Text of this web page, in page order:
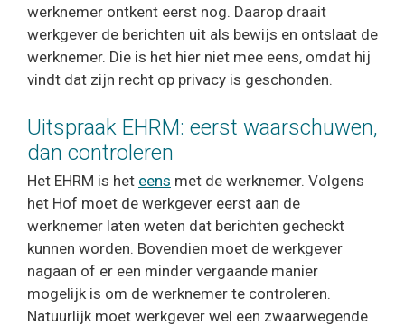
werknemer ontkent eerst nog. Daarop draait
werkgever de berichten uit als bewijs en ontslaat de
werknemer. Die is het hier niet mee eens, omdat hij
vindt dat zijn recht op privacy is geschonden.
Uitspraak EHRM: eerst waarschuwen,
dan controleren
Het EHRM is het eens met de werknemer. Volgens
het Hof moet de werkgever eerst aan de
werknemer laten weten dat berichten gecheckt
kunnen worden. Bovendien moet de werkgever
nagaan of er een minder vergaande manier
mogelijk is om de werknemer te controleren.
Natuurlijk moet werkgever wel een zwaarwegende